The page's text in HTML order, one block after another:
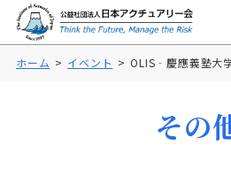
ホーム イベント OLIS‐慶應義塾大
その